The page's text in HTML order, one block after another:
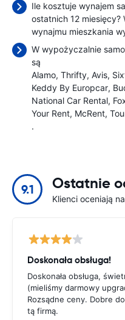
Ile kosztuje wynajem
ostatnich 12 miesięcy?
wynajmu mieszkania
W wypożyczalnie
są
Alamo Thrifty Avis
Keddy By Europcar
National Car Rental
Your Rent McRent
.
9.1 Ostatnie
Klienci oceniają
Doskonała obsługa!
Doskonała obsługa,
(mieliśmy darmowy
Rozsądne ceny. Dobre
tą firmą.